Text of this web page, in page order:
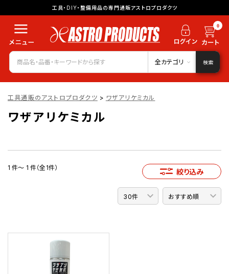
工具・DIY・整備用品の専門通販アストロプロダクツ
0
全カテゴリ 検索
工具通販のアストロプロダクツ > ワザアリケミカル
ワザアリケミカル
1 件～ 1 件（全1件） 絞り込み